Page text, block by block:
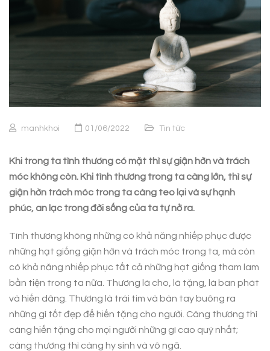
manhkhoi 01/06/2022 Tin tức
Khi trong ta tình thương có mặt thì sự giận hờn và trách
móc không còn. Khi tình thương trong ta càng lớn, thì sự
giận hờn trách móc trong ta càng teo lại và sự hạnh
phúc, an lạc trong đời sống của ta tự nở ra.
Tình thương không những có khả năng nhiếp phục được
những hạt giống giận hờn và trách móc trong ta, mà còn
có khả năng nhiếp phục tất cả những hạt giống tham lam
bần tiện trong ta nữa. Thương là cho, là tặng, là ban phát
và hiến dâng. Thương là trái tim và bàn tay buông ra
những gì tốt đẹp để hiến tặng cho người. Càng thương thì
càng hiến tặng cho mọi người những gì cao quý nhất;
càng thương thì càng hy sinh và vô ngã.